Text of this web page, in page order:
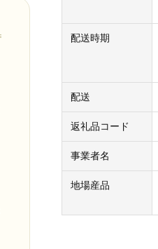
配送時期
配送
返礼品コード
事業者名
地場産品